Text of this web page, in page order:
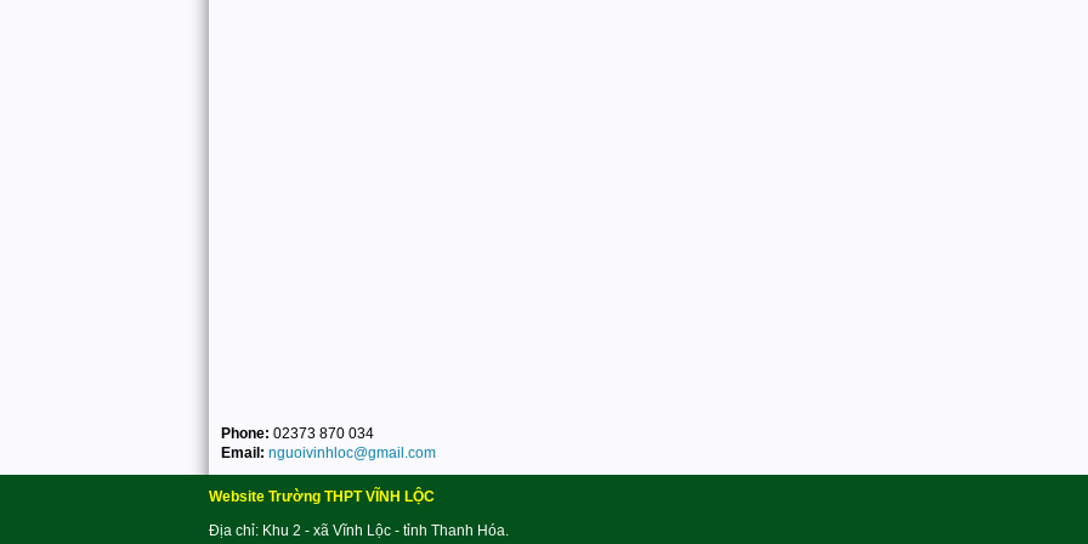
Phone: 02373 870 034
Email: nguoivinhloc@gmail.com
Website Trường THPT VĨNH LỘC
Địa chỉ: Khu 2 - xã Vĩnh Lộc - tỉnh Thanh Hóa.